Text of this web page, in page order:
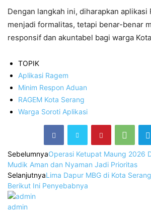
‎Dengan langkah ini, diharapkan aplikasi
menjadi formalitas, tetapi benar-benar
responsif dan akuntabel bagi warga
TOPIK
Aplikasi Ragem
Minim Respon Aduan
RAGEM Kota Serang
Warga Soroti Aplikasi
SebelumnyaOperasi Ketupat Maung 2026
Mudik Aman dan Nyaman Jadi Prioritas
SelanjutnyaLima Dapur MBG di Kota
Berikut Ini Penyebabnya‎
admin